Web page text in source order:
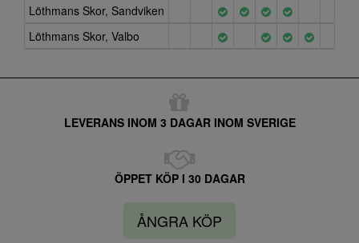
Löthmans Skor, Sandviken
Löthmans Skor, Valbo
LEVERANS INOM 3 DAGAR INOM SVERIGE
ÖPPET KÖP I 30 DAGAR
ÅNGRA KÖP